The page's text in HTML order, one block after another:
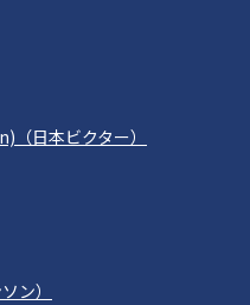
日本ビクター）
ン）